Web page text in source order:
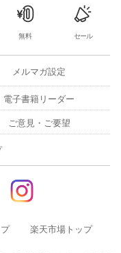
動きを支えるマルチ
性を実現する塗りつ
を再現するラスター
実現するグラフィッ
を支える少し変わっ
無料 セール
メルマガ設定
電子書籍リーダー
ご意見・ご要望
楽天市場トップ